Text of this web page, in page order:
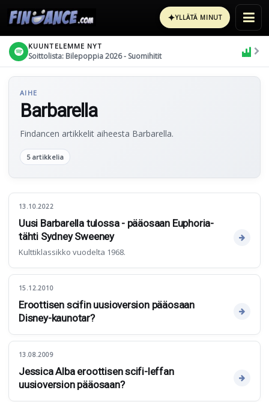
✦YLLÄTÄ MINUT
KUUNTELEMME NYT
Soittolista: Bilepoppia 2026 - Suomihitit
AIHE
Barbarella
Findancen artikkelit aiheesta Barbarella.
5 artikkelia
13.10.2022
Uusi Barbarella tulossa - pääosaan Euphoria-
tähti Sydney Sweeney
Kulttiklassikko vuodelta 1968.
15.12.2010
Eroottisen scifin uusioversion pääosaan
Disney-kaunotar?
13.08.2009
Jessica Alba eroottisen scifi-leffan
uusioversion pääosaan?